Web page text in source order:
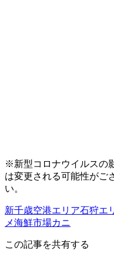
※新型コロナウイルスの
は変更される可能性がご
い。
新千歳空港エリア石狩エ
メ海鮮市場カニ
この記事を共有する